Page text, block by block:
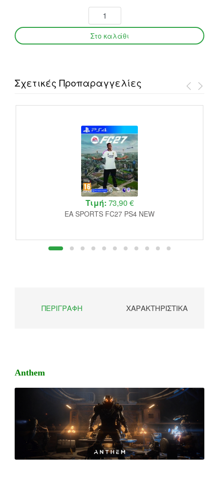
Σχετικές Προπαραγγελίες
Τιμή: 73,90 €
EA SPORTS FC27 PS4 NEW
ΠΕΡΙΓΡΑΦΉ ΧΑΡΑΚΤΗΡΙΣΤΙΚΆ
Anthem